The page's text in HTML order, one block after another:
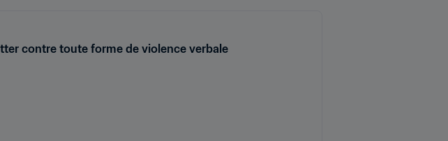
contre toute forme de violence verbale